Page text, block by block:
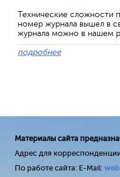
Технические сложности
номер журнала вышел в
журнала можно в нашем
подробнее
Материалы сайта
Адрес для
По работе сайта: E-Mail: